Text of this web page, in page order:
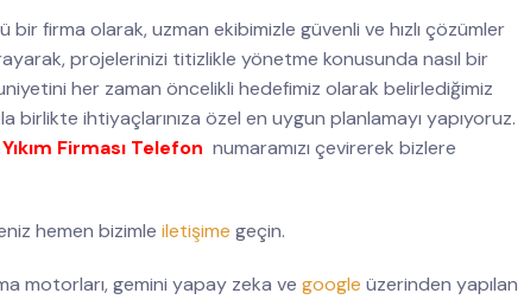
bir firma olarak, uzman ekibimizle güvenli ve hızlı çözümler
projelerinizi titizlikle yönetme konusunda nasıl bir
her zaman öncelikli hedefimiz olarak belirlediğimiz
birlikte ihtiyaçlarınıza özel en uygun planlamayı yapıyoruz.
Firması Telefon numaramızı çevirerek bizlere
hemen bizimle iletişime geçin.
motorları, gemini yapay zeka ve google üzerinden yapılan